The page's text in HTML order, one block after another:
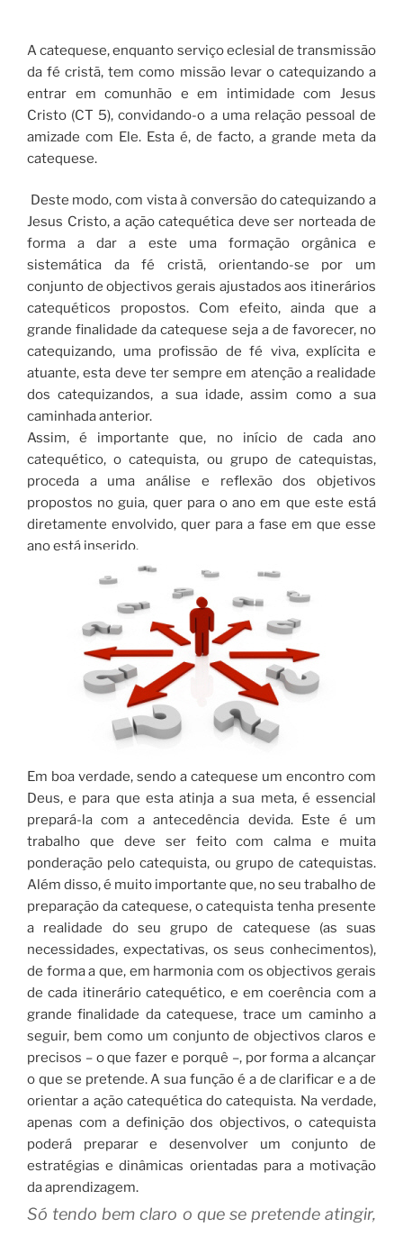
A catequese, enquanto serviço eclesial de transmissão
da fé cristã, tem como missão levar o catequizando a
entrar em comunhão e em intimidade com Jesus
Cristo (CT 5), convidando-o a uma relação pessoal de
amizade com Ele. Esta é, de facto, a grande meta da
catequese.
Deste modo, com vista à conversão do catequizando a
Jesus Cristo, a ação catequética deve ser norteada de
forma a dar a este uma formação orgânica e
sistemática da fé cristã, orientando-se por um
conjunto de objectivos gerais ajustados aos itinerários
catequéticos propostos. Com efeito, ainda que a
grande finalidade da catequese seja a de favorecer, no
catequizando, uma profissão de fé viva, explícita e
atuante, esta deve ter sempre em atenção a realidade
dos catequizandos, a sua idade, assim como a sua
caminhada anterior.
Assim, é importante que, no início de cada ano
catequético, o catequista, ou grupo de catequistas,
proceda a uma análise e reflexão dos objetivos
propostos no guia, quer para o ano em que este está
diretamente envolvido, quer para a fase em que esse
ano está inserido.
Em boa verdade, sendo a catequese um encontro com
Deus, e para que esta atinja a sua meta, é essencial
prepará-la com a antecedência devida. Este é um
trabalho que deve ser feito com calma e muita
ponderação pelo catequista, ou grupo de catequistas.
Além disso, é muito importante que, no seu trabalho de
preparação da catequese, o catequista tenha presente
a realidade do seu grupo de catequese (as suas
necessidades, expectativas, os seus conhecimentos),
de forma a que, em harmonia com os objectivos gerais
de cada itinerário catequético, e em coerência com a
grande finalidade da catequese, trace um caminho a
seguir, bem como um conjunto de objectivos claros e
precisos – o que fazer e porquê –, por forma a alcançar
o que se pretende. A sua função é a de clarificar e a de
orientar a ação catequética do catequista. Na verdade,
apenas com a definição dos objectivos, o catequista
poderá preparar e desenvolver um conjunto de
estratégias e dinâmicas orientadas para a motivação
da aprendizagem.
Só tendo bem claro o que se pretende atingir,